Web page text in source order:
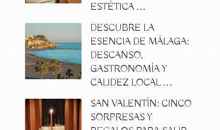
ESTÉTICA …
DESCUBRE LA
ESENCIA DE MÁLAGA:
DESCANSO,
GASTRONOMÍA Y
CALIDEZ LOCAL …
SAN VALENTÍN: CINCO
SORPRESAS Y